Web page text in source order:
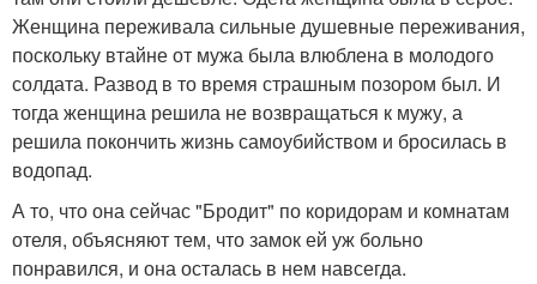
Женщина переживала сильные душевные переживания,
поскольку втайне от мужа была влюблена в молодого
солдата. Развод в то время страшным позором был. И
тогда женщина решила не возвращаться к мужу, а
решила покончить жизнь самоубийством и бросилась в
водопад.
А то, что она сейчас "Бродит" по коридорам и комнатам
отеля, объясняют тем, что замок ей уж больно
понравился, и она осталась в нем навсегда.